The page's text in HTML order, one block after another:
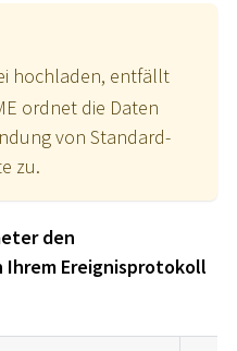
hochladen, entfällt
ordnet die Daten
von Standard-
zu.
den
Ereignisprotokoll